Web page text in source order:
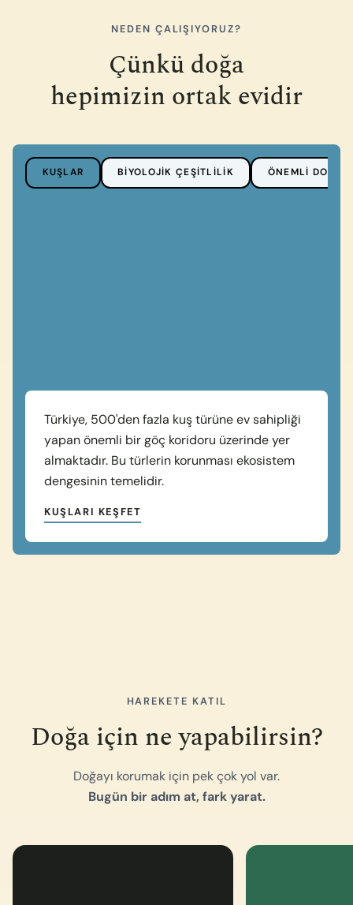
NEDEN ÇALIŞIYORUZ?
Çünkü doğa
hepimizin ortak evidir
KUŞLAR BIYOLOJIK ÇEŞITLILIK ÖNEMLI DOĞA
Türkiye, 500'den fazla kuş türüne ev sahipliği
yapan önemli bir göç koridoru üzerinde yer
almaktadır. Bu türlerin korunması ekosistem
dengesinin temelidir.
KUŞLARI KEŞFET
HAREKETE KATIL
Doğa için ne yapabilirsin?
Doğayı korumak için pek çok yol var.
Bugün bir adım at, fark yarat.